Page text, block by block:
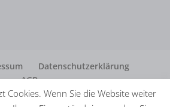
Datenschutzerklärung
AGB
Cookies. Wenn Sie die Website weiter